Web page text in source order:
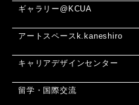
ギャラリー@KCUA
アートスペースk.kaneshiro
キャリアデザインセンター
留学・国際交流